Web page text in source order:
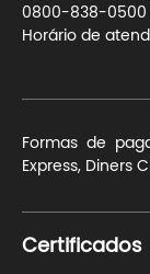
0800-838-0500
Horário de
Formas de
Express, Diners
Certificados